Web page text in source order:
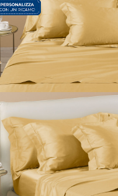
arricchire la camera
geometriche o tinte
al
completo lenzuola
dei bambini o per
mancano, ovviamente, le
una piazza e mezza, un
desidera il massimo dello
composto con la massima
angolifacilmente
coordinate, garantendo così
materassi di ogni spessore.
da letto Caleffi Affidarti
nella tua casa tutta
italiano, unite a
dettagli. Rispetto alle
i nostri articoli si distinguono
raffinata, massima durata